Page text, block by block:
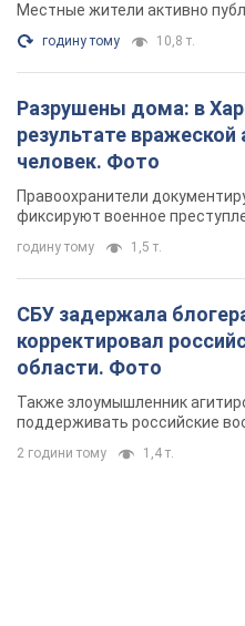
Местные жители активно
годину тому 10,8 т.
Разрушены дома: в
результате вражеской
человек. Фото
Правоохранители
фиксируют военное
годину тому 1,5 т.
СБУ задержала
корректировал
области. Фото
Также злоумышленник
поддерживать российские
2 години тому 1,4 т.